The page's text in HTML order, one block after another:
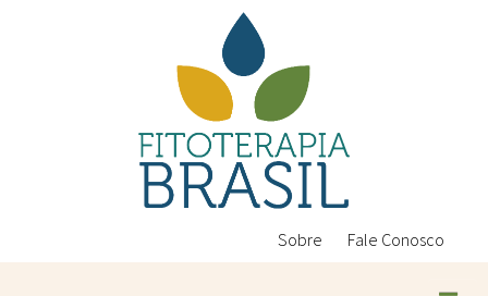
Sobre Fale Conosco